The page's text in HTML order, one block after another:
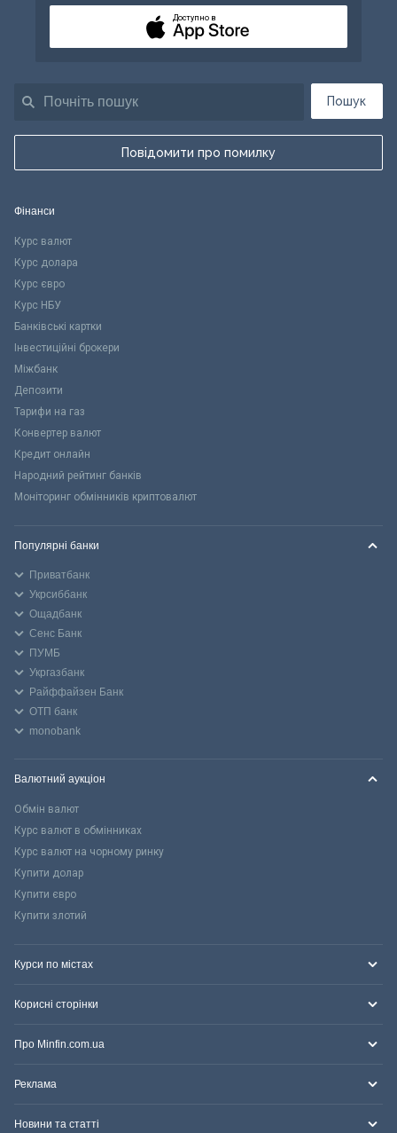
Пошук
Повідомити про помилку
Доступно в
Фінанси
Курс валют
Курс долара
Курс євро
Курс НБУ
Банківські картки
Інвестиційні брокери
Міжбанк
Депозити
Тарифи на газ
Конвертер валют
Кредит онлайн
Народний рейтинг банків
Моніторинг обмінників криптовалют
Популярні банки
Приватбанк
Укрсиббанк
Ощадбанк
Сенс Банк
ПУМБ
Укргазбанк
Райффайзен Банк
ОТП банк
monobank
Валютний аукціон
Обмін валют
Курс валют в обмінниках
Курс валют на чорному ринку
Купити долар
Купити євро
Купити злотий
Курси по містах
Корисні сторінки
Про Minfin.com.ua
Реклама
Новини та статті